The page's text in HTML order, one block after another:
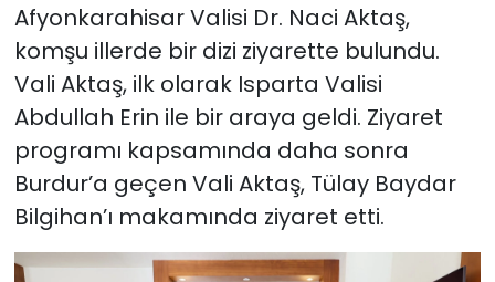
Afyonkarahisar Valisi Dr. Naci Aktaş,
komşu illerde bir dizi ziyarette bulundu.
Vali Aktaş, ilk olarak Isparta Valisi
Abdullah Erin ile bir araya geldi. Ziyaret
programı kapsamında daha sonra
Burdur’a geçen Vali Aktaş, Tülay Baydar
Bilgihan’ı makamında ziyaret etti.